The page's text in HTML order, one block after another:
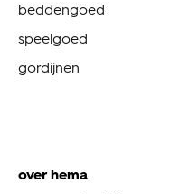
beddengoed
speelgoed
gordijnen
over hema